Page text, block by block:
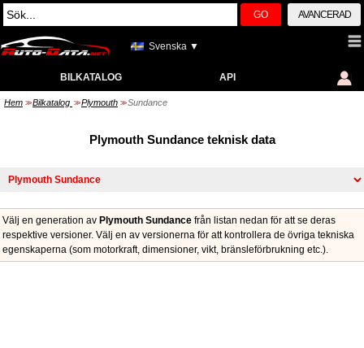
GO AVANCERAD
Svenska ▼
BILKATALOG API
Hem >> Bilkatalog >> Plymouth >> Sundance
Plymouth Sundance teknisk data
Välj en generation av Plymouth Sundance från listan nedan för att se deras
respektive versioner. Välj en av versionerna för att kontrollera de övriga tekniska
egenskaperna (som motorkraft, dimensioner, vikt, bränsleförbrukning etc.).